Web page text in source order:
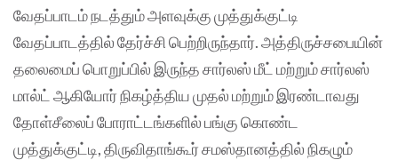
வேதப்பாடம் நடத்தும் அளவுக்கு முத்துக்குட்டி
வேதப்பாடத்தில் தேர்ச்சி பெற்றிருந்தார். அத்திருச்சபையின்
தலைமைப் பொறுப்பில் இருந்த சார்லஸ் மீட் மற்றும் சார்லஸ்
மால்ட் ஆகியோர் நிகழ்த்திய முதல் மற்றும் இரண்டாவது
தோள்சீலைப் போராட்டங்களில் பங்கு கொண்ட
முத்துக்குட்டி, திருவிதாங்கூர் சமஸ்தானத்தில் நிகழும்